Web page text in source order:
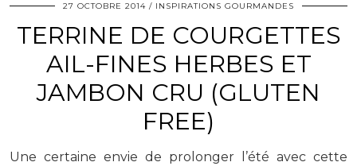
27 OCTOBRE 2014 INSPIRATIONS GOURMANDES
TERRINE DE COURGETTES
AIL-FINES HERBES ET
JAMBON CRU (GLUTEN
FREE)
Une certaine envie de prolonger l’été avec cette